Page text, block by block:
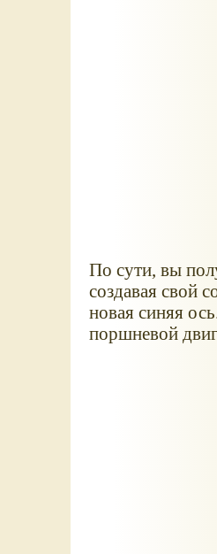
По сути, вы
создавая свой
новая синяя
поршневой